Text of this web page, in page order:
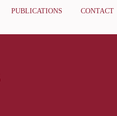
PUBLICATIONS CONTACT